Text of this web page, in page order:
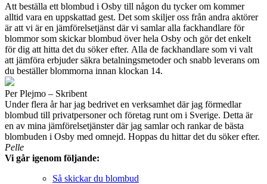
Att beställa ett blombud i Osby till någon du tycker om kommer
alltid vara en uppskattad gest. Det som skiljer oss från andra aktörer
är att vi är en jämförelsetjänst där vi samlar alla fackhandlare för
blommor som skickar blombud över hela Osby och gör det enkelt
för dig att hitta det du söker efter. Alla de fackhandlare som vi valt
att jämföra erbjuder säkra betalningsmetoder och snabb leverans om
du beställer blommorna innan klockan 14.
Per Plejmo – Skribent
Under flera år har jag bedrivet en verksamhet där jag förmedlar
blombud till privatpersoner och företag runt om i Sverige. Detta är
en av mina jämförelsetjänster där jag samlar och rankar de bästa
blombuden i Osby med omnejd. Hoppas du hittar det du söker efter.
Pelle
Vi går igenom följande:
Så skickar du blombud